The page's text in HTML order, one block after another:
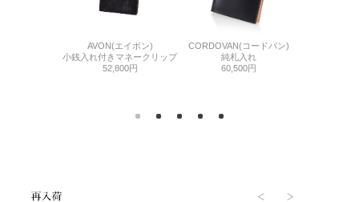
AVON(エイボン)
小銭入れ付きマネークリップ
52,800円
CORDOVAN(コードバン)
純札入れ
60,500円